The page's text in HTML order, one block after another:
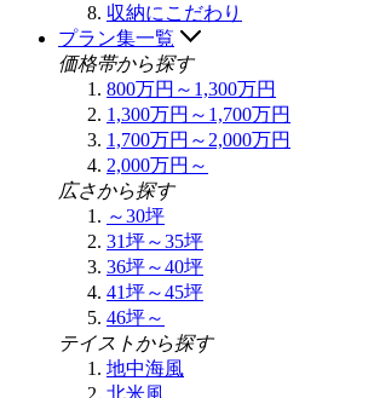
収納にこだわり
プラン集一覧
価格帯から探す
800万円～1,300万円
1,300万円～1,700万円
1,700万円～2,000万円
2,000万円～
広さから探す
～30坪
31坪～35坪
36坪～40坪
41坪～45坪
46坪～
テイストから探す
地中海風